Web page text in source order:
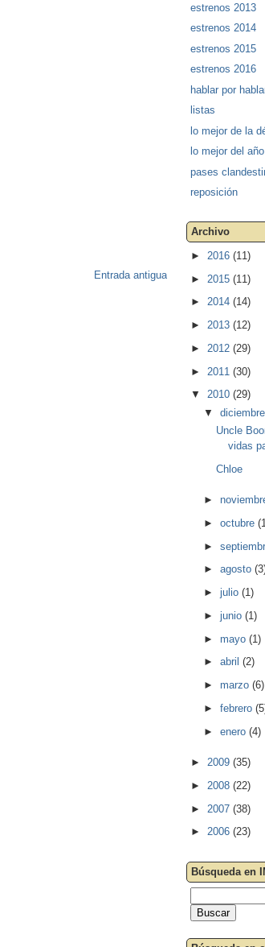
Entrada antigua
estrenos 2013
estrenos 2014
estrenos 2015
estrenos 2016
hablar por
listas
lo mejor de la
lo mejor del año
pases
reposición
Archivo
► 2016 (11)
► 2015 (11)
► 2014 (14)
► 2013 (12)
► 2012 (29)
► 2011 (30)
▼ 2010 (29)
▼ diciembre
Uncle
vidas
Chloe
►
► octubre
►
► agosto
► julio (1)
► junio (1)
► mayo (1)
► abril (2)
► marzo (6)
► febrero
► enero (4)
► 2009 (35)
► 2008 (22)
► 2007 (38)
► 2006 (23)
Búsqueda en